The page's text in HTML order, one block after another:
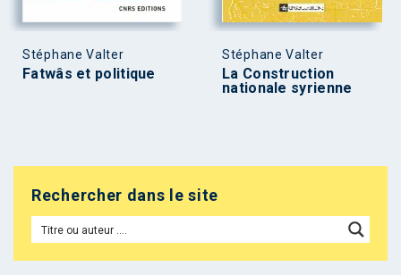
Stéphane Valter
Fatwâs et politique
Stéphane Valter
La Construction
nationale syrienne
Rechercher dans le site